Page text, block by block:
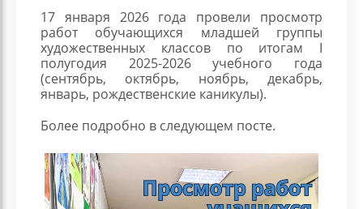
17 января 2026 года провели просмотр
работ обучающихся младшей группы
художественных классов по итогам I
полугодия 2025-2026 учебного года
(сентябрь, октябрь, ноябрь, декабрь,
январь, рождественские каникулы).
Более подробно в следующем посте.